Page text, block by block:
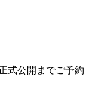
式公開までご予約